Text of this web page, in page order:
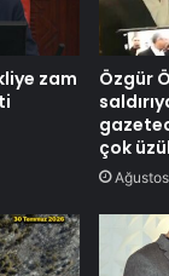
zam
Özgür
çok